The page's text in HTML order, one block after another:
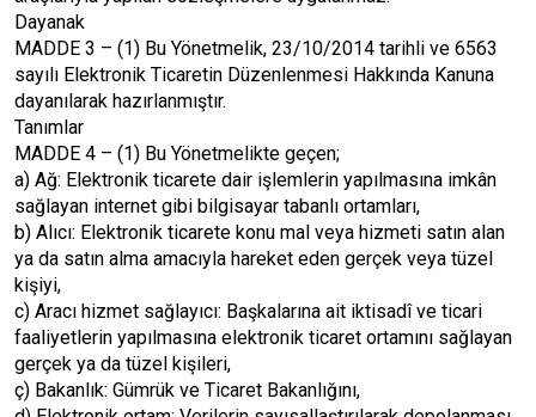
Dayanak
MADDE 3 – (1) Bu Yönetmelik, 23/10/2014 tarihli ve 6563
sayılı Elektronik Ticaretin Düzenlenmesi Hakkında Kanuna
dayanılarak hazırlanmıştır.
Tanımlar
MADDE 4 – (1) Bu Yönetmelikte geçen;
a) Ağ: Elektronik ticarete dair işlemlerin yapılmasına imkân
sağlayan internet gibi bilgisayar tabanlı ortamları,
b) Alıcı: Elektronik ticarete konu mal veya hizmeti satın alan
ya da satın alma amacıyla hareket eden gerçek veya tüzel
kişiyi,
c) Aracı hizmet sağlayıcı: Başkalarına ait iktisadî ve ticari
faaliyetlerin yapılmasına elektronik ticaret ortamını sağlayan
gerçek ya da tüzel kişileri,
ç) Bakanlık: Gümrük ve Ticaret Bakanlığını,